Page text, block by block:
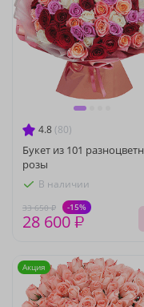
4.8 (80)
Букет из 101
розы
В наличии
33 650 ₽ -15%
28 600 ₽
Акция